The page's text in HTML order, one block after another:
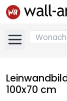
100x70 cm